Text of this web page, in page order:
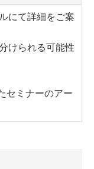
にて詳細をご案
けられる可能性
セミナーのアー